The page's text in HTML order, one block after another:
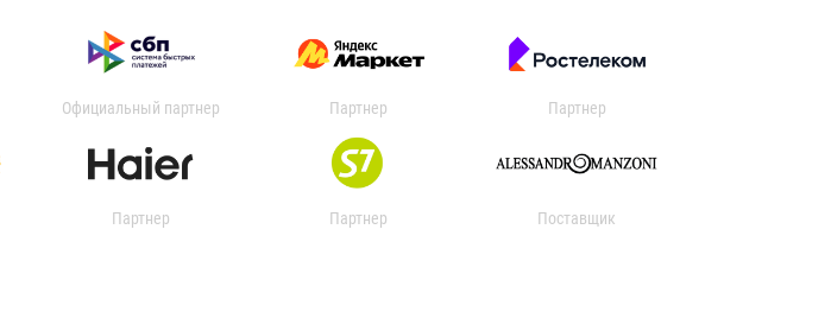
Официальный партнер Партнер Партнер
Партнер Партнер Поставщик